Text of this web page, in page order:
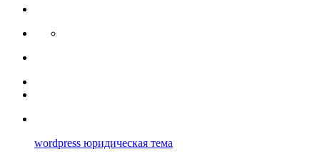
wordpress юридическая тема